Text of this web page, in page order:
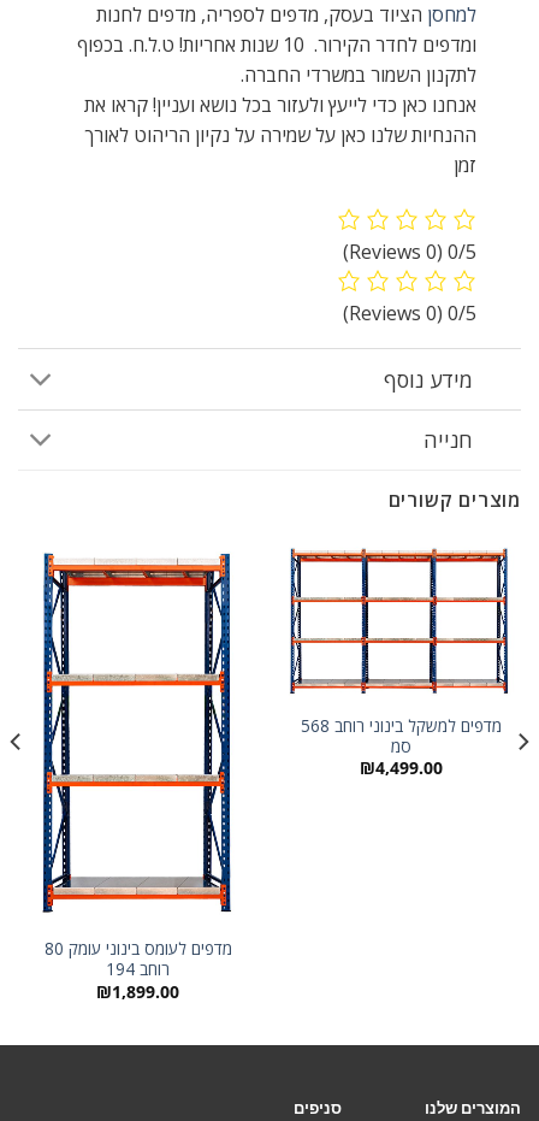
למחסן הציוד בעסק, מדפים לספריה, מדפים לחנות
ומדפים לחדר הקירור. 10 שנות אחריות! ט.ל.ח. בכפוף
לתקנון השמור במשרדי החברה.
אנחנו כאן כדי לייעץ ולעזור בכל נושא ועניין! קראו את
ההנחיות שלנו כאן על שמירה על נקיון הריהוט לאורך
זמן
0/5
(0 Reviews)
0/5
(0 Reviews)
מידע נוסף
חנייה
מוצרים קשורים
מדפים למשקל בינוני רוחב 568
סמ
₪4,499.00
מדפים לעומס בינוני עומק 80
רוחב 194
₪1,899.00
המוצרים שלנו סניפים